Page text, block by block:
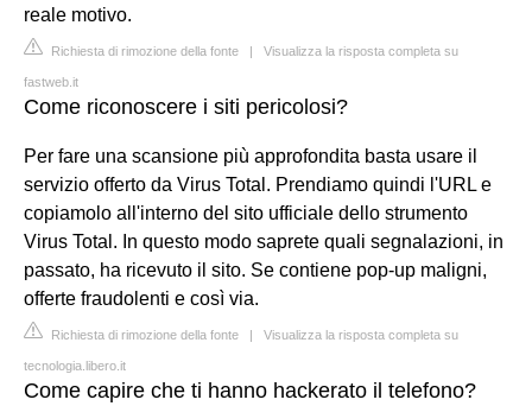
reale motivo.
Richiesta di rimozione della fonte | Visualizza la risposta completa su
fastweb.it
Come riconoscere i siti pericolosi?
Per fare una scansione più approfondita basta usare il
servizio offerto da Virus Total. Prendiamo quindi l'URL e
copiamolo all'interno del sito ufficiale dello strumento
Virus Total. In questo modo saprete quali segnalazioni, in
passato, ha ricevuto il sito. Se contiene pop-up maligni,
offerte fraudolenti e così via.
Richiesta di rimozione della fonte | Visualizza la risposta completa su
tecnologia.libero.it
Come capire che ti hanno hackerato il telefono?